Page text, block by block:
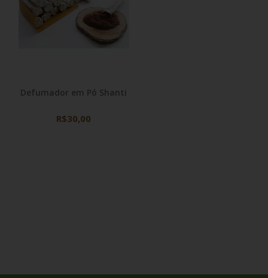
Defumador em Pó Shanti
R$30,00